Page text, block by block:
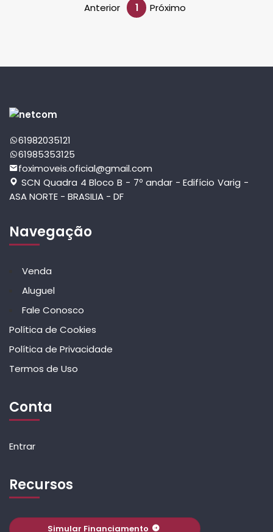
Anterior 1 Próximo
61982035121
61985353125
foximoveis.oficial@gmail.com
SCN Quadra 4 Bloco B - 7º andar - Edifício Varig -
ASA NORTE - BRASILIA - DF
Navegação
Venda
Aluguel
Fale Conosco
Política de Cookies
Política de Privacidade
Termos de Uso
Conta
Entrar
Recursos
Simular Financiamento